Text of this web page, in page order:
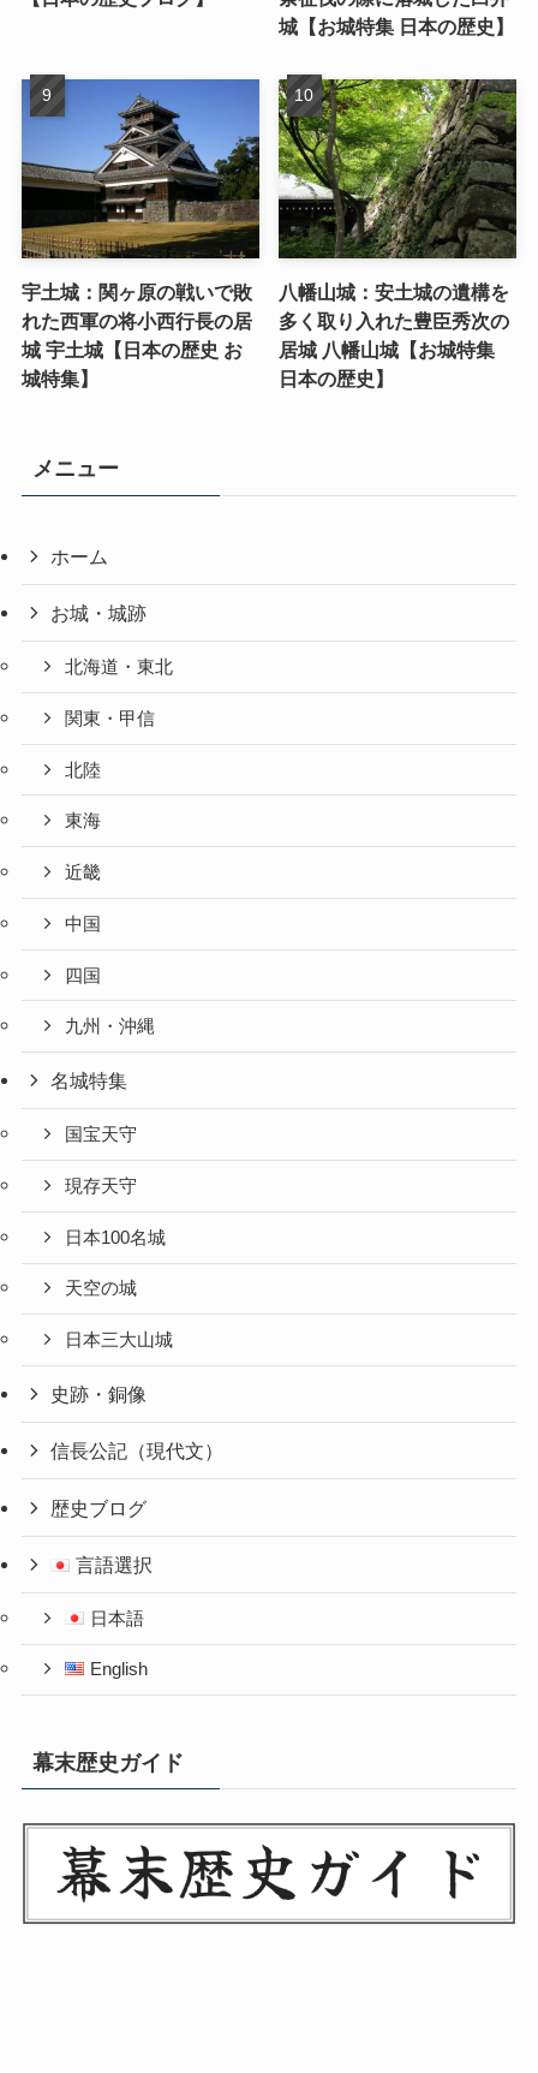
城【お城特集 日本の歴史】
宇土城：関ヶ原の戦いで敗
れた西軍の将小西行長の居
城 宇土城【日本の歴史 お
城特集】
八幡山城：安土城の遺構を
多く取り入れた豊臣秀次の
居城 八幡山城【お城特集
日本の歴史】
メニュー
ホーム
お城・城跡
北海道・東北
関東・甲信
北陸
東海
近畿
中国
四国
九州・沖縄
名城特集
国宝天守
現存天守
日本100名城
天空の城
日本三大山城
史跡・銅像
信長公記（現代文）
歴史ブログ
言語選択
日本語
English
幕末歴史ガイド